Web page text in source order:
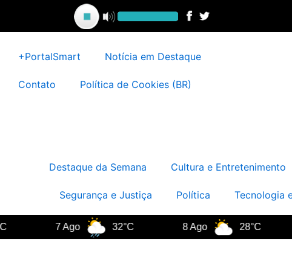
conteúdo
+PortalSmart Notícia em Destaque
Contato Política de Cookies (BR)
Destaque da Semana Cultura e Entretenimento
Segurança e Justiça Política Tecnologia
7 Ago 32°C 8 Ago 28°C